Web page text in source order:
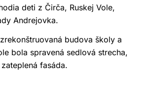
deti z Čirča, Ruskej Vole,
Andrejovka.
budova školy a
bola spravená sedlová strecha,
fasáda.